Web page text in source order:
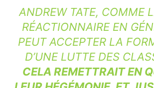
ANDREW TATE, COMME
RÉACTIONNAIRE EN
PEUT ACCEPTER LA
D’UNE LUTTE DES
CELA REMETTRAIT EN